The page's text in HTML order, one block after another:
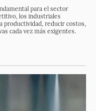
para el sector
los industriales
productividad, reducir costos,
cada vez más exigentes.